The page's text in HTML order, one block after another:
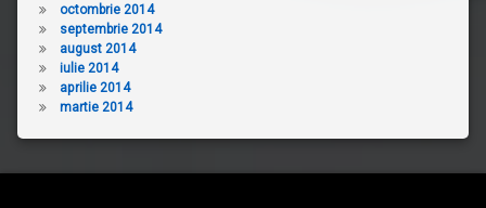
octombrie 2014
septembrie 2014
august 2014
iulie 2014
aprilie 2014
martie 2014